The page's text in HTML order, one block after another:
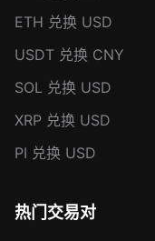
ETH 兑换 USD
USDT 兑换 CNY
SOL 兑换 USD
XRP 兑换 USD
PI 兑换 USD
热门交易对